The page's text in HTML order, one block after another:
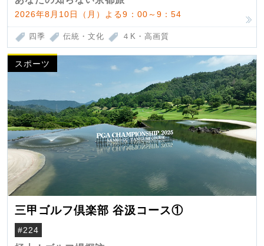
2026年8月10日（月）よる9：00～9：54
四季 伝統・文化 ４K・高画質
スポーツ
三甲ゴルフ倶楽部 谷汲コース①
#224